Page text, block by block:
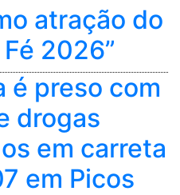
atração do
2026”
é preso com
drogas
em carreta
em Picos